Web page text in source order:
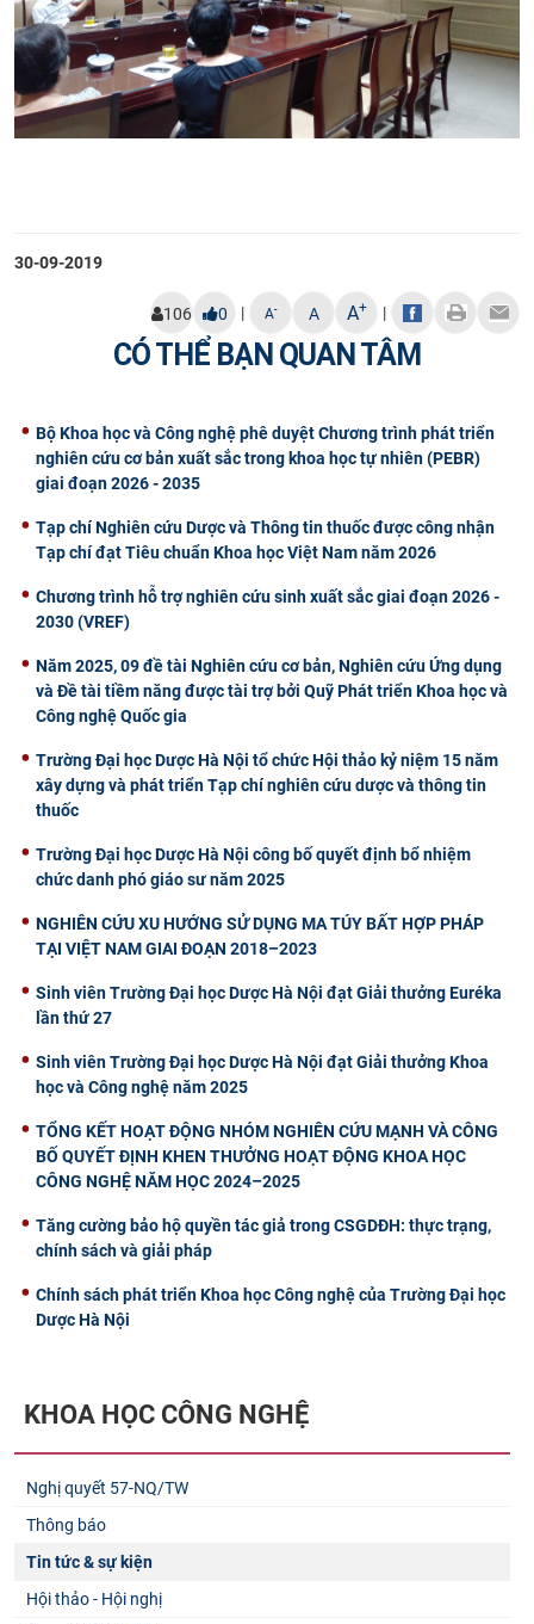
30-09-2019
106 0 | A- A A+ |
CÓ THỂ BẠN QUAN TÂM
Bộ Khoa học và Công nghệ phê duyệt Chương trình phát triển
nghiên cứu cơ bản xuất sắc trong khoa học tự nhiên (PEBR)
giai đoạn 2026 - 2035
Tạp chí Nghiên cứu Dược và Thông tin thuốc được công nhận
Tạp chí đạt Tiêu chuẩn Khoa học Việt Nam năm 2026
Chương trình hỗ trợ nghiên cứu sinh xuất sắc giai đoạn 2026 -
2030 (VREF)
Năm 2025, 09 đề tài Nghiên cứu cơ bản, Nghiên cứu Ứng dụng
và Đề tài tiềm năng được tài trợ bởi Quỹ Phát triển Khoa học và
Công nghệ Quốc gia
Trường Đại học Dược Hà Nội tổ chức Hội thảo kỷ niệm 15 năm
xây dựng và phát triển Tạp chí nghiên cứu dược và thông tin
thuốc
Trường Đại học Dược Hà Nội công bố quyết định bổ nhiệm
chức danh phó giáo sư năm 2025
NGHIÊN CỨU XU HƯỚNG SỬ DỤNG MA TÚY BẤT HỢP PHÁP
TẠI VIỆT NAM GIAI ĐOẠN 2018–2023
Sinh viên Trường Đại học Dược Hà Nội đạt Giải thưởng Euréka
lần thứ 27
Sinh viên Trường Đại học Dược Hà Nội đạt Giải thưởng Khoa
học và Công nghệ năm 2025
TỔNG KẾT HOẠT ĐỘNG NHÓM NGHIÊN CỨU MẠNH VÀ CÔNG
BỐ QUYẾT ĐỊNH KHEN THƯỞNG HOẠT ĐỘNG KHOA HỌC
CÔNG NGHỆ NĂM HỌC 2024–2025
Tăng cường bảo hộ quyền tác giả trong CSGDĐH: thực trạng,
chính sách và giải pháp
Chính sách phát triển Khoa học Công nghệ của Trường Đại học
Dược Hà Nội
KHOA HỌC CÔNG NGHỆ
Nghị quyết 57-NQ/TW
Thông báo
Tin tức & sự kiện
Hội thảo - Hội nghị